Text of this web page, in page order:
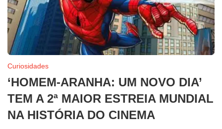
Curiosidades
‘HOMEM-ARANHA: UM NOVO DIA’
TEM A 2ª MAIOR ESTREIA MUNDIAL
NA HISTÓRIA DO CINEMA